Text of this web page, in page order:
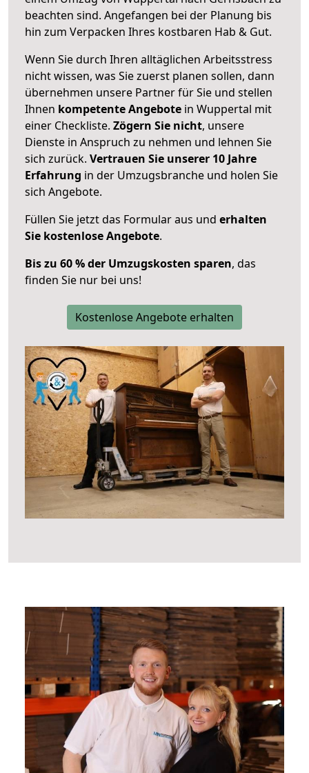
beachten sind. Angefangen bei der Planung bis
hin zum Verpacken Ihres kostbaren Hab & Gut.
Wenn Sie durch Ihren alltäglichen Arbeitsstress
nicht wissen, was Sie zuerst planen sollen, dann
übernehmen unsere Partner für Sie und stellen
Ihnen kompetente Angebote in Wuppertal mit
einer Checkliste. Zögern Sie nicht, unsere
Dienste in Anspruch zu nehmen und lehnen Sie
sich zurück. Vertrauen Sie unserer 10 Jahre
Erfahrung in der Umzugsbranche und holen Sie
sich Angebote.
Füllen Sie jetzt das Formular aus und erhalten
Sie kostenlose Angebote.
Bis zu 60 % der Umzugskosten sparen, das
finden Sie nur bei uns!
Kostenlose Angebote erhalten